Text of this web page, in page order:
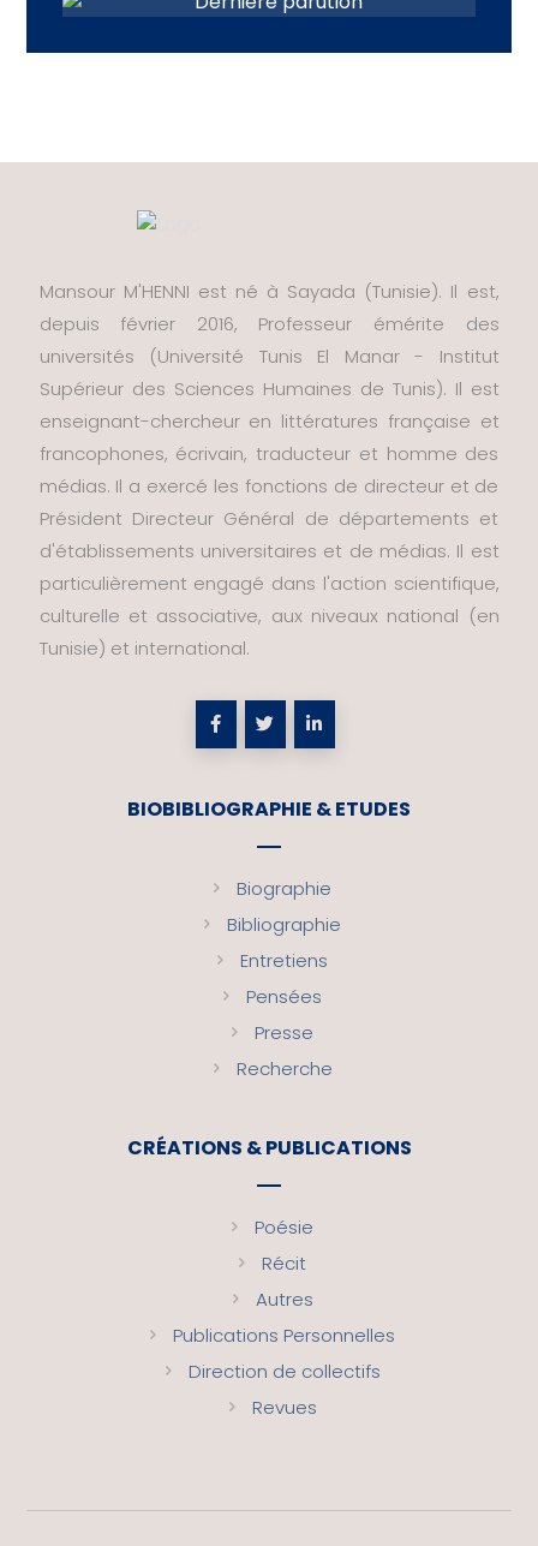
Mansour M'HENNI est né à Sayada (Tunisie). Il est,
depuis février 2016, Professeur émérite des
universités (Université Tunis El Manar - Institut
Supérieur des Sciences Humaines de Tunis). Il est
enseignant-chercheur en littératures française et
francophones, écrivain, traducteur et homme des
médias. Il a exercé les fonctions de directeur et de
Président Directeur Général de départements et
d'établissements universitaires et de médias. Il est
particulièrement engagé dans l'action scientifique,
culturelle et associative, aux niveaux national (en
Tunisie) et international.
BIOBIBLIOGRAPHIE & ETUDES
Biographie
Bibliographie
Entretiens
Pensées
Presse
Recherche
CRÉATIONS & PUBLICATIONS
Poésie
Récit
Autres
Publications Personnelles
Direction de collectifs
Revues